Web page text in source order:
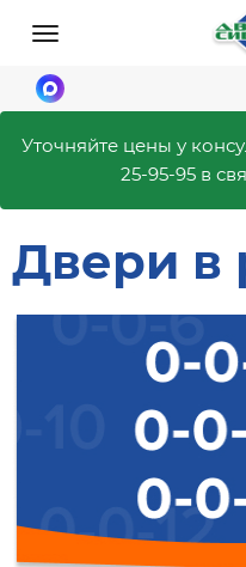
Уточняйте цены у
25-95-95 в
Двери в